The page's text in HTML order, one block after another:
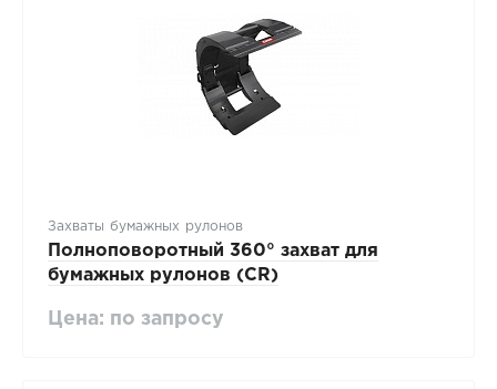
Захваты бумажных рулонов
Полноповоротный 360° захват для
бумажных рулонов (CR)
Цена: по запросу